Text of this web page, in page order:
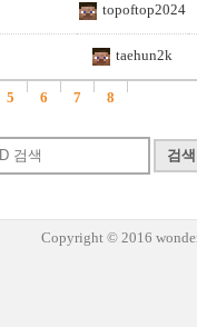
topoftop2024
taehun2k
5 6 7 8
Copyright © 2016